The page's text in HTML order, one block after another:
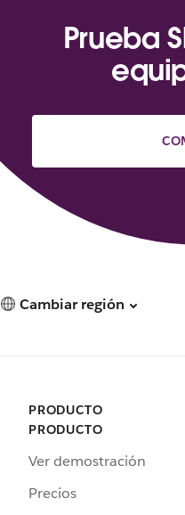
Prueba
Cambiar región
PRODUCTO
PRODUCTO
Ver demostración
Precios